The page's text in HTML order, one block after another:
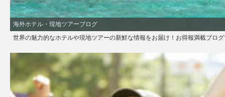
海外ホテル・現地ツアーブログ
世界の魅力的なホテルや現地ツアーの新鮮な情報をお届け！お得報満載ブロ